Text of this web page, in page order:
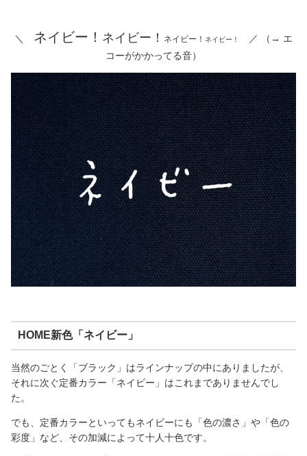
＼ ネイビー！ ネイビー！ ネイビー！ ネイビー！
／ （→ エ
コーがかかってる音）
HOME新色「ネイビー」
当然のごとく「ブラック」はラインナップの中にありましたが、
それに次ぐ定番カラー「ネイビー」はこれまでありませんでし
た。
でも、定番カラーといってもネイビーにも「色の濃さ」や「色の
彩度」など、その加減によって十人十色です。